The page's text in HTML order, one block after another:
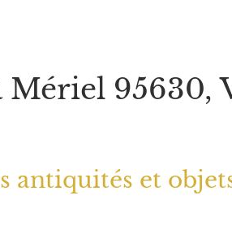
95630,
antiquités et